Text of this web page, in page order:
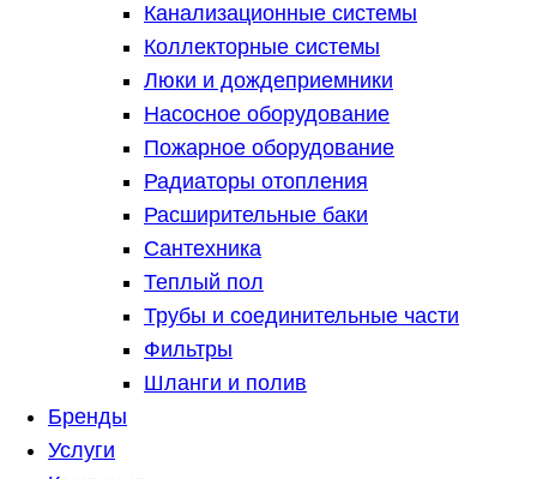
Канализационные системы
Коллекторные системы
Люки и дождеприемники
Насосное оборудование
Пожарное оборудование
Радиаторы отопления
Расширительные баки
Сантехника
Теплый пол
Трубы и соединительные части
Фильтры
Шланги и полив
Бренды
Услуги